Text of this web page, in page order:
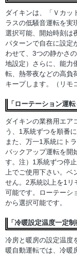
ダイキンは、「Ｖカッ
ラスの低騒音運転を実
選択可能、開始時刻は
パターンで自在に設定
わせて、3つの静かさ
地設定）さらに、能力
転、熱帯夜などの高負
キープします。（リモ
「ローテーション運
ダイキンの業務用エア
う、1系統ずつを順番
また、万一1系統にト
バックアップ運転を開
す。注）1系統ずつ停
上でご使用下さい。ベ
せん。2系統以上を1リ
可能です。ローテーシ
から選択可能です。
「冷暖設定温度一定制
冷房と暖房の設定温度
暖自動運転では、冷暖